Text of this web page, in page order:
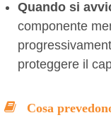
Quando si
componente
proteggere il
Cosa